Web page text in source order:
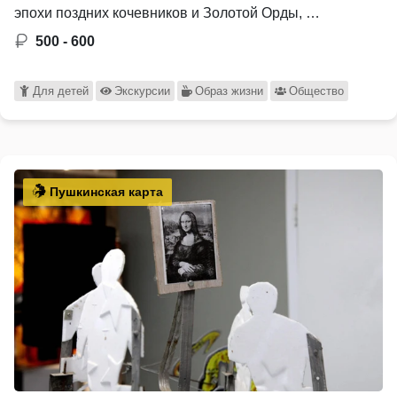
эпохи поздних кочевников и Золотой Орды, …
500 - 600
Для детей Экскурсии Образ жизни Общество
Пушкинская карта